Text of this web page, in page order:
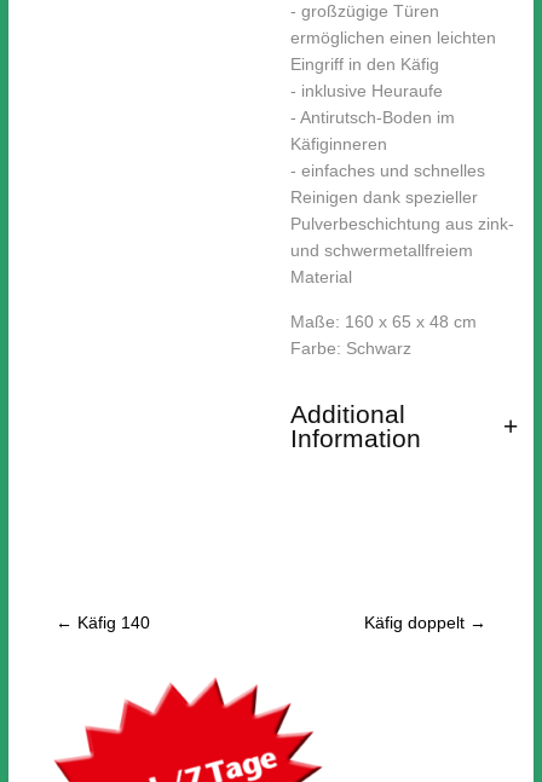
- großzügige Türen
ermöglichen einen leichten
Eingriff in den Käfig
- inklusive Heuraufe
- Antirutsch-Boden im
Käfiginneren
- einfaches und schnelles
Reinigen dank spezieller
Pulverbeschichtung aus zink-
und schwermetallfreiem
Material
Maße: 160 x 65 x 48 cm
Farbe: Schwarz
Additional
Information
← Käfig 140 Käfig doppelt →